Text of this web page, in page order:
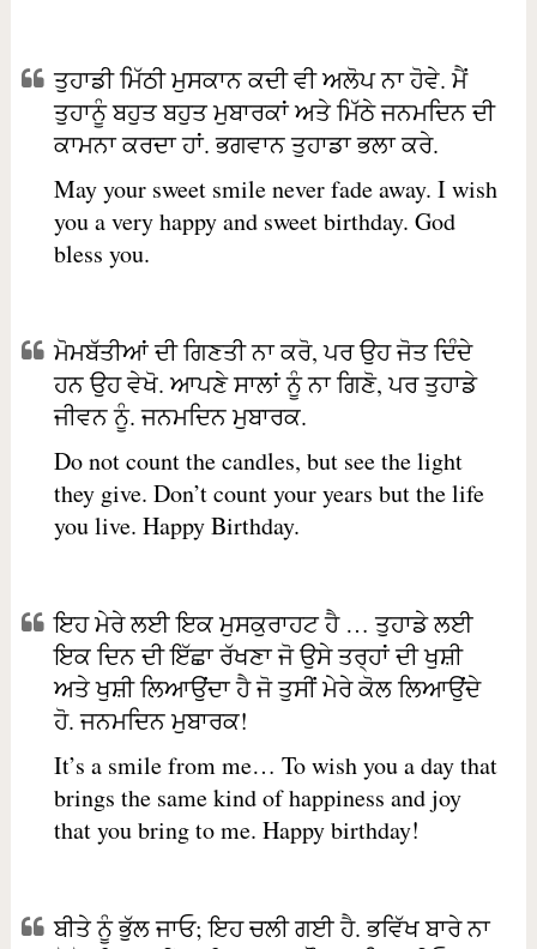
ਤੁਹਾਡੀ ਮਿੱਠੀ ਮੁਸਕਾਨ ਕਦੀ ਵੀ ਅਲੋਪ ਨਾ ਹੋਵੇ. ਮੈਂ
ਤੁਹਾਨੂੰ ਬਹੁਤ ਬਹੁਤ ਮੁਬਾਰਕਾਂ ਅਤੇ ਮਿੱਠੇ ਜਨਮਦਿਨ ਦੀ
ਕਾਮਨਾ ਕਰਦਾ ਹਾਂ. ਭਗਵਾਨ ਤੁਹਾਡਾ ਭਲਾ ਕਰੇ.
May your sweet smile never fade away. I wish
you a very happy and sweet birthday. God
bless you.
ਮੋਮਬੱਤੀਆਂ ਦੀ ਗਿਣਤੀ ਨਾ ਕਰੋ, ਪਰ ਉਹ ਜੋਤ ਦਿੰਦੇ
ਹਨ ਉਹ ਵੇਖੋ. ਆਪਣੇ ਸਾਲਾਂ ਨੂੰ ਨਾ ਗਿਣੋ, ਪਰ ਤੁਹਾਡੇ
ਜੀਵਨ ਨੂੰ. ਜਨਮਦਿਨ ਮੁਬਾਰਕ.
Do not count the candles, but see the light
they give. Don’t count your years but the life
you live. Happy Birthday.
ਇਹ ਮੇਰੇ ਲਈ ਇਕ ਮੁਸਕੁਰਾਹਟ ਹੈ … ਤੁਹਾਡੇ ਲਈ
ਇਕ ਦਿਨ ਦੀ ਇੱਛਾ ਰੱਖਣਾ ਜੋ ਉਸੇ ਤਰ੍ਹਾਂ ਦੀ ਖੁਸ਼ੀ
ਅਤੇ ਖੁਸ਼ੀ ਲਿਆਉਂਦਾ ਹੈ ਜੋ ਤੁਸੀਂ ਮੇਰੇ ਕੋਲ ਲਿਆਉਂਦੇ
ਹੋ. ਜਨਮਦਿਨ ਮੁਬਾਰਕ!
It’s a smile from me… To wish you a day that
brings the same kind of happiness and joy
that you bring to me. Happy birthday!
ਬੀਤੇ ਨੂੰ ਭੁੱਲ ਜਾਓ; ਇਹ ਚਲੀ ਗਈ ਹੈ. ਭਵਿੱਖ ਬਾਰੇ ਨਾ